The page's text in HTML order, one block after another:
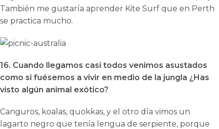
También me gustaría aprender Kite Surf que en Perth
se practica mucho.
16. Cuando llegamos casi todos venimos asustados
como si fuésemos a vivir en medio de la jungla ¿Has
visto algún animal exótico?
Canguros, koalas, quokkas, y el otro día vimos un
lagarto negro que tenía lengua de serpiente, porque